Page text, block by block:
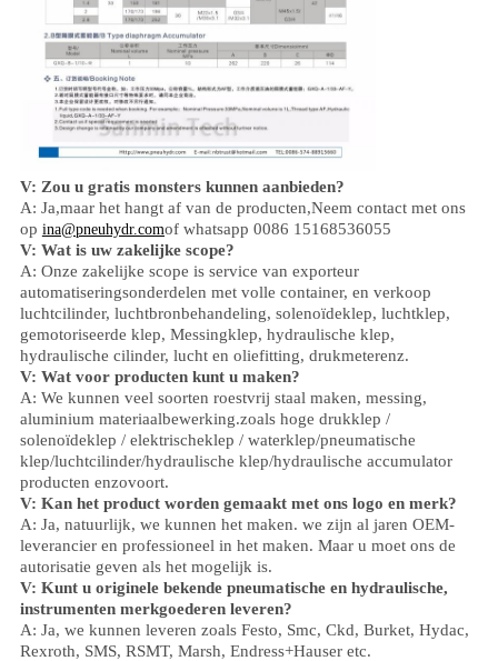
V: Zou u gratis monsters kunnen aanbieden?
A: Ja,maar het hangt af van de producten,Neem contact met ons
op ina@pneuhydr.comof whatsapp 0086 15168536055
V: Wat is uw zakelijke scope?
A: Onze zakelijke scope is service van exporteur
automatiseringsonderdelen met volle container, en verkoop
luchtcilinder, luchtbronbehandeling, solenoïdeklep, luchtklep,
gemotoriseerde klep, Messingklep, hydraulische klep,
hydraulische cilinder, lucht en oliefitting, drukmeterenz.
V: Wat voor producten kunt u maken?
A: We kunnen veel soorten roestvrij staal maken, messing,
aluminium materiaalbewerking.zoals hoge drukklep /
solenoïdeklep / elektrischeklep / waterklep/pneumatische
klep/luchtcilinder/hydraulische klep/hydraulische accumulator
producten enzovoort.
V: Kan het product worden gemaakt met ons logo en merk?
A: Ja, natuurlijk, we kunnen het maken. we zijn al jaren OEM-
leverancier en professioneel in het maken. Maar u moet ons de
autorisatie geven als het mogelijk is.
V: Kunt u originele bekende pneumatische en hydraulische,
instrumenten merkgoederen leveren?
A: Ja, we kunnen leveren zoals Festo, Smc, Ckd, Burket, Hydac,
Rexroth, SMS, RSMT, Marsh, Endress+Hauser etc.